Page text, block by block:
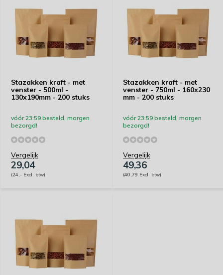
Stazakken kraft - met
venster - 500ml -
130x190mm - 200 stuks
vóór 23:59 besteld, morgen
bezorgd!
Vergelijk
29,04
(24,- Excl. btw)
Stazakken kraft - met
venster - 750ml - 160x230
mm - 200 stuks
vóór 23:59 besteld, morgen
bezorgd!
Vergelijk
49,36
(40,79 Excl. btw)